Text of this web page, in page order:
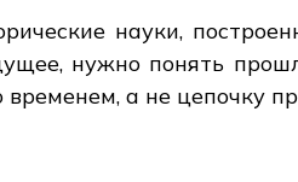
науки,
нужно понять
временем, а не цепочку